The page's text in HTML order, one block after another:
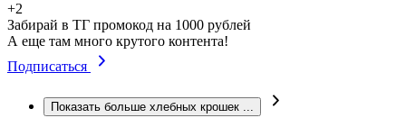
+2
Забирай в ТГ промокод на 1000 рублей
А еще там много крутого контента!
Подписаться
Показать больше хлебных крошек ...